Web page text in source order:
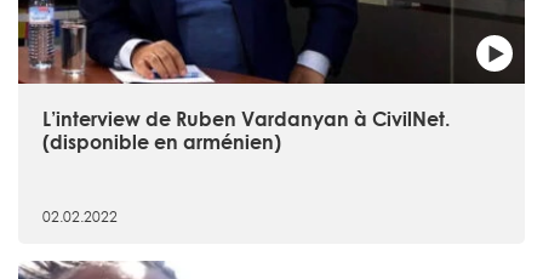
L’interview de Ruben Vardanyan à CivilNet.
(disponible en arménien)
02.02.2022